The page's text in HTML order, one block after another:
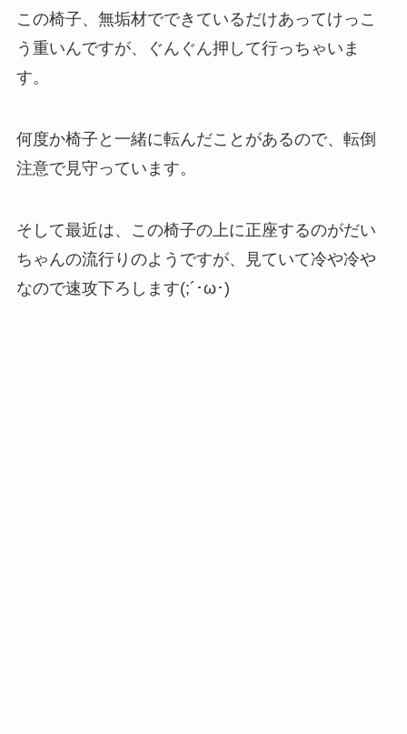
この椅子、無垢材でできているだけあってけっこ
う重いんですが、ぐんぐん押して行っちゃいま
す。
何度か椅子と一緒に転んだことがあるので、転倒
注意で見守っています。
そして最近は、この椅子の上に正座するのがだい
ちゃんの流行りのようですが、見ていて冷や冷や
なので速攻下ろします(;´･ω･)